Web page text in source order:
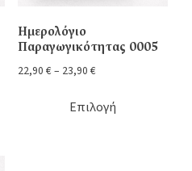
Ημερολόγιο
Παραγωγικότητας 0005
22,90 € – 23,90 €
Επιλογή